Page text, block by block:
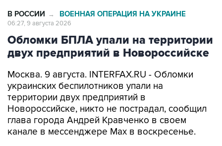
В РОССИИ → ВОЕННАЯ ОПЕРАЦИЯ НА УКРАИНЕ
06:27, 9 августа 2026
Обломки БПЛА упали на территории
двух предприятий в Новороссийске
Москва. 9 августа. INTERFAX.RU - Обломки
украинских беспилотников упали на
территории двух предприятий в
Новороссийске, никто не пострадал, сообщил
глава города Андрей Кравченко в своем
канале в мессенджере Max в воскресенье.